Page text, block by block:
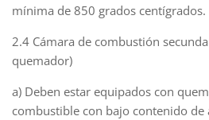
mínima de 850 grados centígrados.
2.4 Cámara de combustión
quemador)
a) Deben estar equipados con
combustible con bajo contenido de